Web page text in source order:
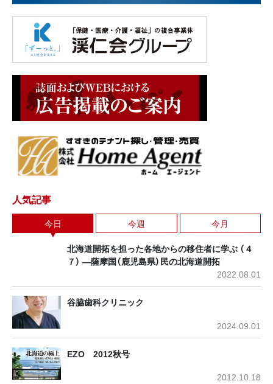
人気記事
今日 今週 今月
北海道開拓を担った各地からの移住者に学ぶ （４
７） ―薩摩国（鹿児島県）民の北海道開拓
2022.08.01
谷脇歯科クリニック
2024.09.01
EZO 2012秋号
2012.10.18